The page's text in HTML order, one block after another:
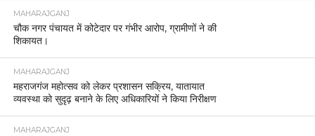
MAHARAJGANJ
चौक नगर पंचायत में कोटेदार पर गंभीर आरोप, ग्रामीणों ने की
शिकायत।
MAHARAJGANJ
महराजगंज महोत्सव को लेकर प्रशासन सक्रिय, यातायात
व्यवस्था को सुदृढ़ बनाने के लिए अधिकारियों ने किया निरीक्षण
MAHARAJGANJ